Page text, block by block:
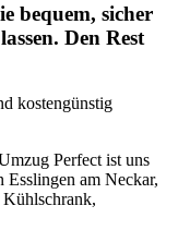
bequem, sicher
Den Rest
kostengünstig
Perfect ist uns
Esslingen am Neckar,
Kühlschrank,